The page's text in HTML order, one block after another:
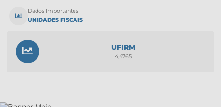
Dados Importantes
UNIDADES FISCAIS
UFIRM
4,4765